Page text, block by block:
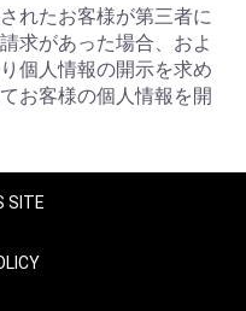
れたお客様が第三者に
求があった場合、およ
個人情報の開示を求め
お客様の個人情報を開
SITE